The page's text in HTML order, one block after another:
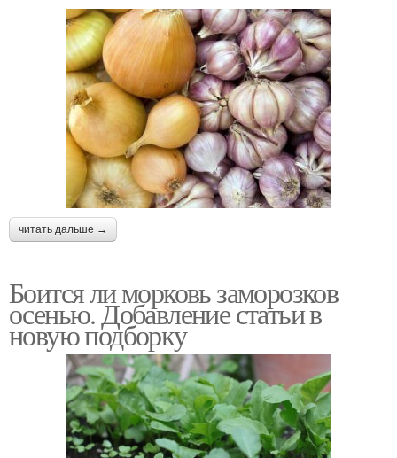
читать дальше →
Боится ли морковь заморозков
осенью. Добавление статьи в
новую подборку